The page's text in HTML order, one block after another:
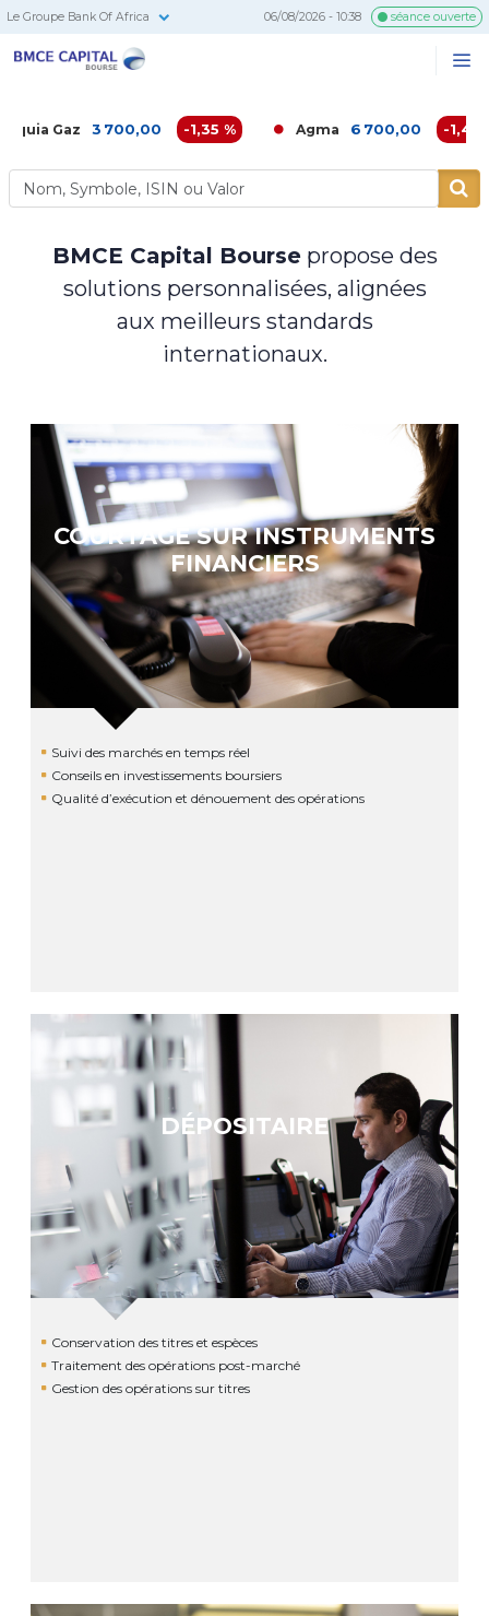
Le Groupe Bank Of Africa 06/08/2026 - 10:38 séance ouverte
3 700,00 -1,35 % Agma 6 700,00 -1,49 %
BMCE Capital Boursepropose des
solutions personnalisées, alignées
aux meilleurs standards
internationaux.
COURTAGE SUR INSTRUMENTS
FINANCIERS
Suivi des marchés en temps réel
Conseils en investissements boursiers
Qualité d’exécution et dénouement des opérations
DÉPOSITAIRE
Conservation des titres et espèces
Traitement des opérations post-marché
Gestion des opérations sur titres